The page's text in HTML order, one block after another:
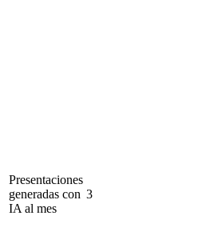
Presentaciones
generadas con
IA al mes
3